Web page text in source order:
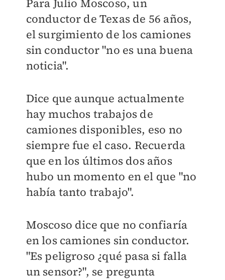
Para Julio Moscoso, un
conductor de Texas de 56 años,
el surgimiento de los camiones
sin conductor "no es una buena
noticia".
Dice que aunque actualmente
hay muchos trabajos de
camiones disponibles, eso no
siempre fue el caso. Recuerda
que en los últimos dos años
hubo un momento en el que "no
había tanto trabajo".
Moscoso dice que no confiaría
en los camiones sin conductor.
"Es peligroso ¿qué pasa si falla
un sensor?", se pregunta